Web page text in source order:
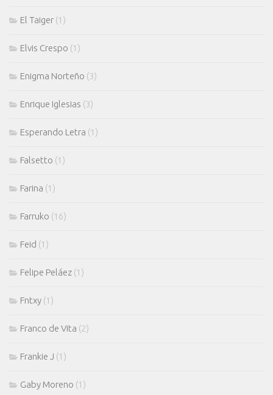
El Taiger (1)
Elvis Crespo (1)
Enigma Norteño (3)
Enrique Iglesias (3)
Esperando Letra (1)
Falsetto (1)
Farina (1)
Farruko (16)
Feid (1)
Felipe Peláez (1)
Fntxy (1)
Franco de Vita (2)
Frankie J (1)
Gaby Moreno (1)